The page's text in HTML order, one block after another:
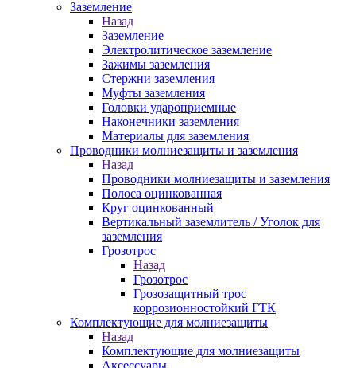
Заземление
Назад
Заземление
Электролитическое заземление
Зажимы заземления
Стержни заземления
Муфты заземления
Головки удароприемные
Наконечники заземления
Материалы для заземления
Проводники молниезащиты и заземления
Назад
Проводники молниезащиты и заземления
Полоса оцинкованная
Круг оцинкованный
Вертикальный заземлитель / Уголок для
заземления
Грозотрос
Назад
Грозотрос
Грозозащитный трос
коррозионностойкий ГТК
Комплектующие для молниезащиты
Назад
Комплектующие для молниезащиты
Аксессуары